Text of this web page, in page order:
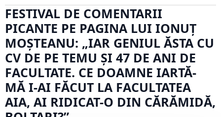
FESTIVAL DE COMENTARII
PICANTE PE PAGINA LUI IONUȚ
MOȘTEANU: „IAR GENIUL ĂSTA CU
CV DE PE TEMU ȘI 47 DE ANI DE
FACULTATE. CE DOAMNE IARTĂ-
MĂ I-AI FĂCUT LA FACULTATEA
AIA, AI RIDICAT-O DIN CĂRĂMIDĂ,